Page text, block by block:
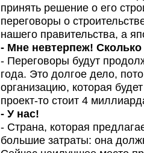
принять решение о его
переговоры о
нашего правительства, а
- Мне невтерпеж!
- Переговоры будут
года. Это долгое дело,
организацию, которая
проект-то стоит 4
- У нас!
- Страна, которая
большие затраты: она